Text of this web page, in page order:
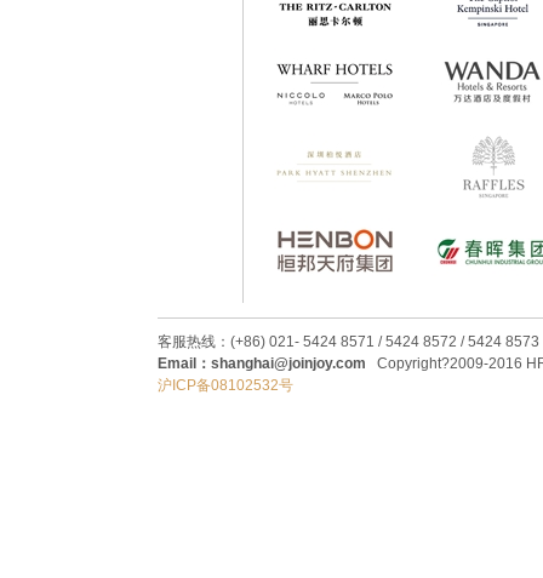
客服热线：(+86) 021- 5424 8571 / 5424 8572 / 5424 8573
Email：shanghai@joinjoy.com Copyright?2009-2016
沪ICP备08102532号